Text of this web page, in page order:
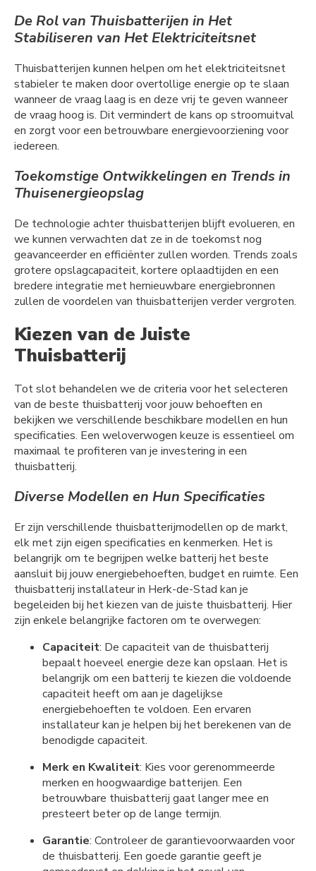
De Rol van Thuisbatterijen in Het
Stabiliseren van Het Elektriciteitsnet
Thuisbatterijen kunnen helpen om het elektriciteitsnet
stabieler te maken door overtollige energie op te slaan
wanneer de vraag laag is en deze vrij te geven wanneer
de vraag hoog is. Dit vermindert de kans op stroomuitval
en zorgt voor een betrouwbare energievoorziening voor
iedereen.
Toekomstige Ontwikkelingen en Trends in
Thuisenergieopslag
De technologie achter thuisbatterijen blijft evolueren, en
we kunnen verwachten dat ze in de toekomst nog
geavanceerder en efficiënter zullen worden. Trends zoals
grotere opslagcapaciteit, kortere oplaadtijden en een
bredere integratie met hernieuwbare energiebronnen
zullen de voordelen van thuisbatterijen verder vergroten.
Kiezen van de Juiste
Thuisbatterij
Tot slot behandelen we de criteria voor het selecteren
van de beste thuisbatterij voor jouw behoeften en
bekijken we verschillende beschikbare modellen en hun
specificaties. Een weloverwogen keuze is essentieel om
maximaal te profiteren van je investering in een
thuisbatterij.
Diverse Modellen en Hun Specificaties
Er zijn verschillende thuisbatterijmodellen op de markt,
elk met zijn eigen specificaties en kenmerken. Het is
belangrijk om te begrijpen welke batterij het beste
aansluit bij jouw energiebehoeften, budget en ruimte. Een
thuisbatterij installateur in Herk-de-Stad kan je
begeleiden bij het kiezen van de juiste thuisbatterij. Hier
zijn enkele belangrijke factoren om te overwegen:
Capaciteit: De capaciteit van de thuisbatterij
bepaalt hoeveel energie deze kan opslaan. Het is
belangrijk om een batterij te kiezen die voldoende
capaciteit heeft om aan je dagelijkse
energiebehoeften te voldoen. Een ervaren
installateur kan je helpen bij het berekenen van de
benodigde capaciteit.
Merk en Kwaliteit: Kies voor gerenommeerde
merken en hoogwaardige batterijen. Een
betrouwbare thuisbatterij gaat langer mee en
presteert beter op de lange termijn.
Garantie: Controleer de garantievoorwaarden voor
de thuisbatterij. Een goede garantie geeft je